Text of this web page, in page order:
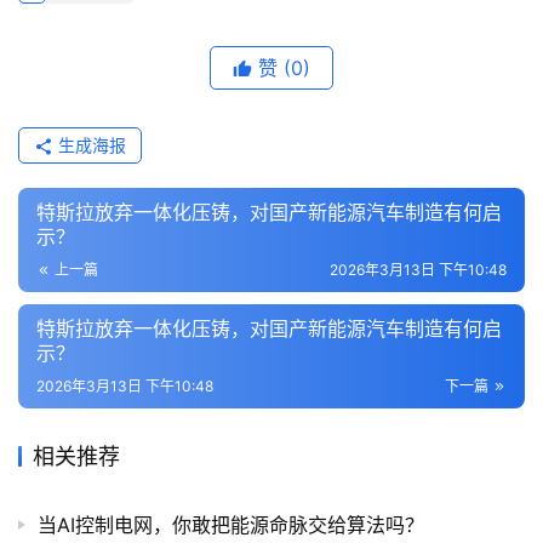
赞 (0)
生成海报
特斯拉放弃一体化压铸，对国产新能源汽车制造有何启
示？
上一篇 2026年3月13日 下午10:48
特斯拉放弃一体化压铸，对国产新能源汽车制造有何启
示？
下一篇
2026年3月13日 下午10:48
相关推荐
当AI控制电网，你敢把能源命脉交给算法吗？